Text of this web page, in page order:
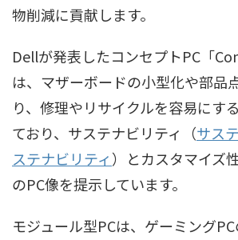
物削減に貢献します。
Dellが発表したコンセプトPC「
は、マザーボードの小型化や部品
り、修理やリサイクルを容易にす
ており、 サステナビリティ（サス
ステナビリティ） とカスタマイズ
のPC像を提示しています。
モジュール型PCは、ゲーミング